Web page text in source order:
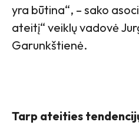
yra būtina“, – sako
ateitį“ veiklų vadovė
Garunkštienė.
Tarp ateities